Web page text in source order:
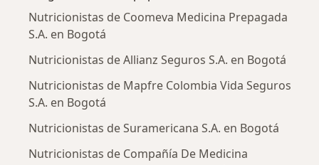
Nutricionistas de Coomeva Medicina Prepagada
S.A. en Bogotá
Nutricionistas de Allianz Seguros S.A. en Bogotá
Nutricionistas de Mapfre Colombia Vida Seguros
S.A. en Bogotá
Nutricionistas de Suramericana S.A. en Bogotá
Nutricionistas de Compañía De Medicina